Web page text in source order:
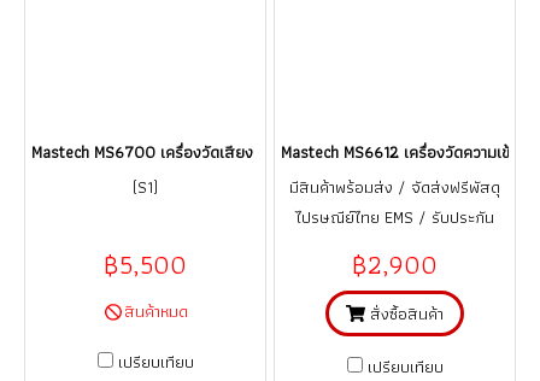
Mastech MS6700 เครื่องวัดเสียง DIGITAL SOUND LEVEL METER ราคา
(S1)
฿5,500
สินค้าหมด
เปรียบเทียบ
Mastech MS6612 เครื่องวัดความเข้มแ
มีสินค้าพร้อมส่ง / จัดส่งฟรีพัสดุ
ไปรษณีย์ไทย EMS / รับประกัน
ตามคู่มือ) (ค่าบริการสอบเทียบ Lab
ISO17025 ราคา 2,200 บาท)
฿2,900
สั่งซื้อสินค้า
เปรียบเทียบ